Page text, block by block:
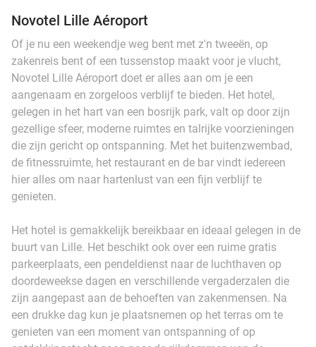
Novotel Lille Aéroport
Of je nu een weekendje weg bent met z'n tweeën, op
zakenreis bent of een tussenstop maakt voor je vlucht,
Novotel Lille Aéroport doet er alles aan om je een
aangenaam en zorgeloos verblijf te bieden. Het hotel,
gelegen in het hart van een bosrijk park, valt op door zijn
gezellige sfeer, moderne ruimtes en talrijke voorzieningen
die zijn gericht op ontspanning. Met het buitenzwembad,
de fitnessruimte, het restaurant en de bar vindt iedereen
hier alles om naar hartenlust van een fijn verblijf te
genieten.
Het hotel is gemakkelijk bereikbaar en ideaal gelegen in de
buurt van Lille. Het beschikt ook over een ruime gratis
parkeerplaats, een pendeldienst naar de luchthaven op
doordeweekse dagen en verschillende vergaderzalen die
zijn aangepast aan de behoeften van zakenmensen. Na
een drukke dag kun je plaatsnemen op het terras om te
genieten van een moment van ontspanning of op